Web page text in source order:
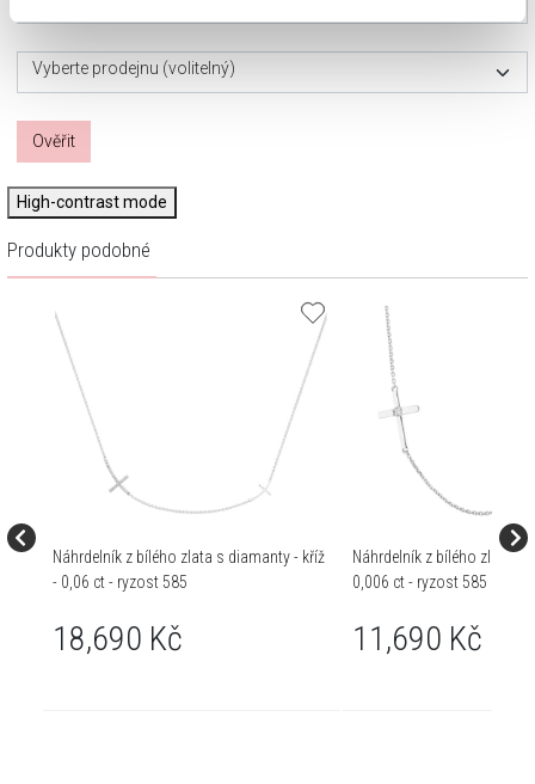
Vyberte prodejnu (volitelný)
Ověřit
High-contrast mode
Produkty podobné
Náhrdelník z bílého zlata s diamanty - kříž
- 0,06 ct - ryzost 585
18,690 Kč
Náhrdelník z bílého zlata s
0,006 ct - ryzost 585
11,690 Kč